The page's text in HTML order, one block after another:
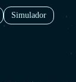
Simulador